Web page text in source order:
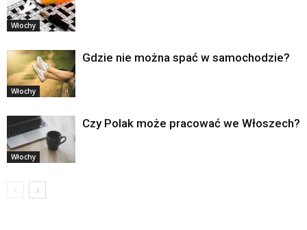
Włochy
Włochy
Gdzie nie można spać w samochodzie?
Włochy
Czy Polak może pracować we Włoszech?